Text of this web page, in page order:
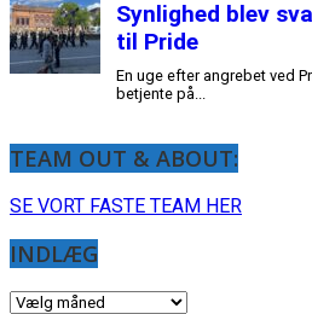
TEAM OUT & ABOUT:
SE VORT FASTE TEAM HER
INDLÆG
INDLÆG